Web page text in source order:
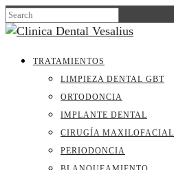
TRATAMIENTOS
LIMPIEZA DENTAL GBT
ORTODONCIA
IMPLANTE DENTAL
CIRUGÍA MAXILOFACIAL
PERIODONCIA